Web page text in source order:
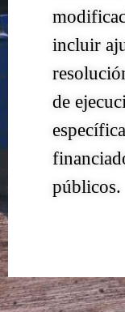
incluir
de
públicos.